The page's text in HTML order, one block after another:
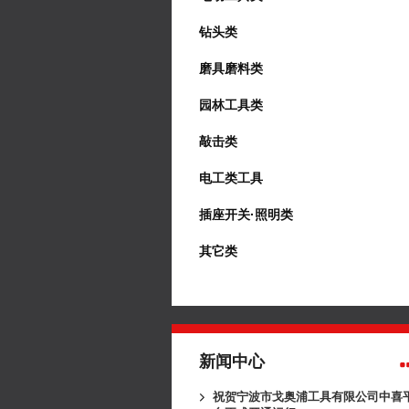
钻头类
磨具磨料类
园林工具类
敲击类
电工类工具
插座开关·照明类
其它类
新闻中心
祝贺宁波市戈奥浦工具有限公司中喜